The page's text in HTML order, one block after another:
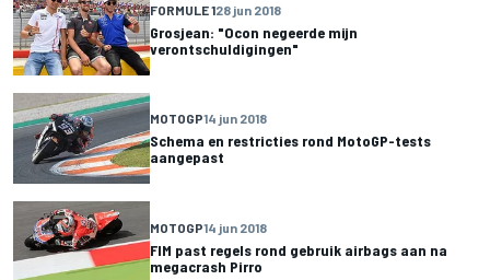
FORMULE 128 jun 2018
Grosjean: "Ocon negeerde mijn
verontschuldigingen"
MOTOGP14 jun 2018
Schema en restricties rond MotoGP-tests
aangepast
MOTOGP14 jun 2018
FIM past regels rond gebruik airbags aan na
megacrash Pirro